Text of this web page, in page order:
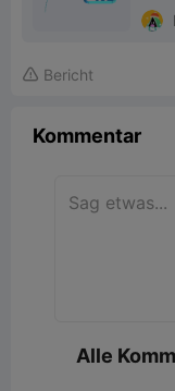
 Bericht
Kommentar
Alle